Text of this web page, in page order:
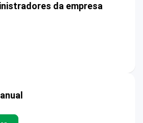
da empresa